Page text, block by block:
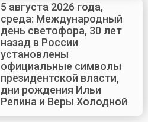
5 августа 2026 года,
среда: Международный
день светофора, 30 лет
назад в России
установлены
официальные символы
президентской власти,
дни рождения Ильи
Репина и Веры Холодной